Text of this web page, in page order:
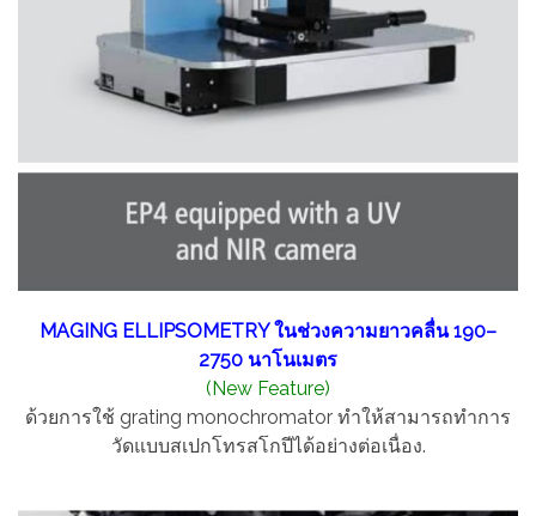
MAGING ELLIPSOMETRY ในช่วงความยาวคลื่น 190–
2750 นาโนเมตร
(New Feature)
ด้วยการใช้ grating monochromator ทำให้สามารถทำการ
วัดแบบสเปกโทรสโกปีได้อย่างต่อเนื่อง.